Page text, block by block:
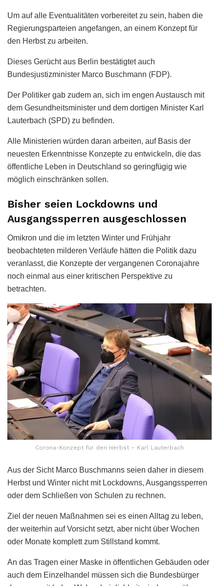
Um auf alle Eventualitäten vorbereitet zu sein, haben die
Regierungsparteien angefangen, an einem Konzept für
den Herbst zu arbeiten.
Dieses Gerücht aus Berlin bestätigtet auch
Bundesjustizminister Marco Buschmann (FDP).
Der Politiker gab zudem an, sich im engen Austausch mit
dem Gesundheitsminister und dem dortigen Minister Karl
Lauterbach (SPD) zu befinden.
Alle Ministerien würden daran arbeiten, auf Basis der
neuesten Erkenntnisse Konzepte zu entwickeln, die das
öffentliche Leben in Deutschland so geringfügig wie
möglich einschränken sollen.
Bisher seien Lockdowns und
Ausgangssperren ausgeschlossen
Omikron und die im letzten Winter und Frühjahr
beobachteten milderen Verläufe hätten die Politik dazu
veranlasst, die Konzepte der vergangenen Coronajahre
noch einmal aus einer kritischen Perspektive zu
betrachten.
Corona-Konzept für den Herbst – Karl Lauterbach
Aus der Sicht Marco Buschmanns seien daher in diesem
Herbst und Winter nicht mit Lockdowns, Ausgangssperren
oder dem Schließen von Schulen zu rechnen.
Ziel der neuen Maßnahmen sei es einen Alltag zu leben,
der weiterhin auf Vorsicht setzt, aber nicht über Wochen
oder Monate komplett zum Stillstand kommt.
An das Tragen einer Maske in öffentlichen Gebäuden oder
auch dem Einzelhandel müssen sich die Bundesbürger